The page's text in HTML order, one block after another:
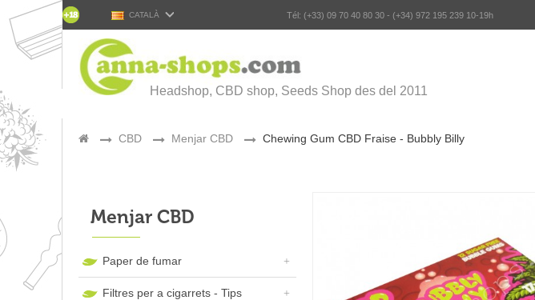
CATALÀ Tél: (+33) 09 70 40 80 30 - (+34) 972 195 239 10-19h
Headshop, CBD shop, Seeds Shop des del 2011
> CBD > Menjar CBD > Chewing Gum CBD Fraise - Bubbly Billy
Menjar CBD
Paper de fumar
Filtres per a cigarrets - Tips